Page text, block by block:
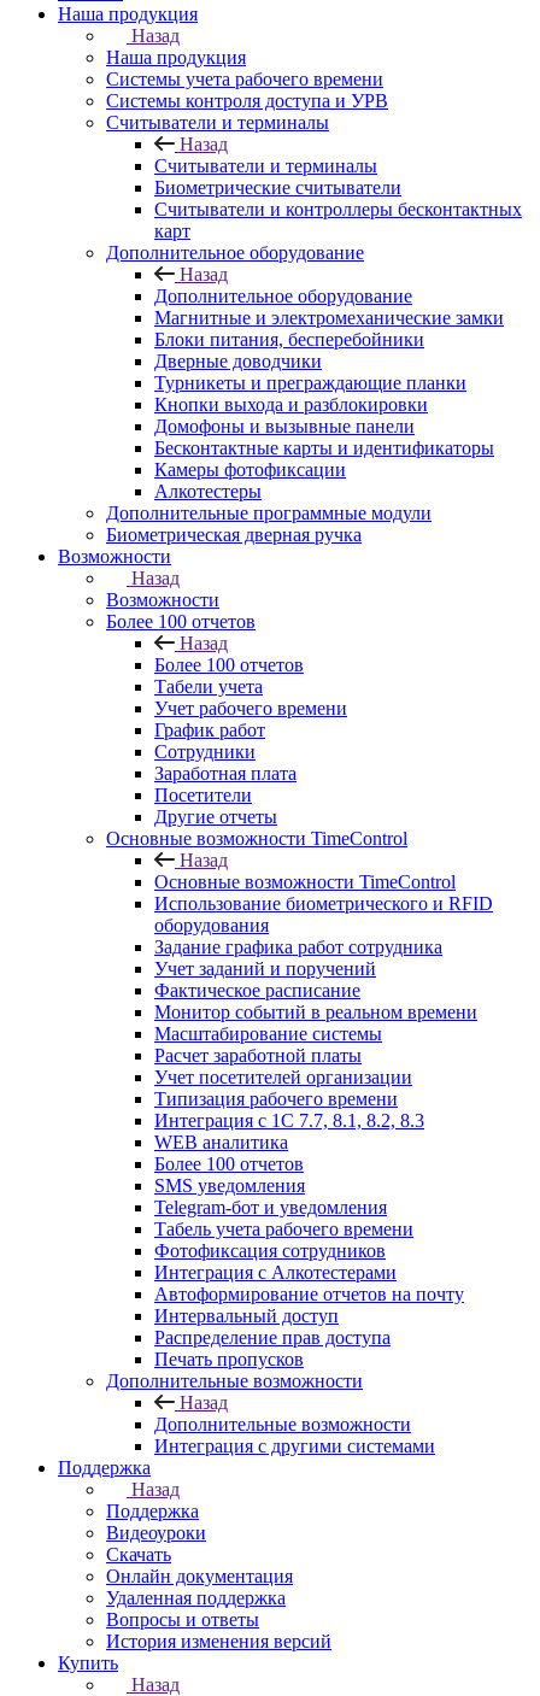
Наша продукция
Назад
Наша продукция
Cистемы учета рабочего времени
Системы контроля доступа и УРВ
Считыватели и терминалы
Назад
Считыватели и терминалы
Биометрические считыватели
Считыватели и контроллеры бесконтактных
карт
Дополнительное оборудование
Назад
Дополнительное оборудование
Магнитные и электромеханические замки
Блоки питания, бесперебойники
Дверные доводчики
Турникеты и преграждающие планки
Кнопки выхода и разблокировки
Домофоны и вызывные панели
Бесконтактные карты и идентификаторы
Камеры фотофиксации
Алкотестеры
Дополнительные программные модули
Биометрическая дверная ручка
Возможности
Назад
Возможности
Более 100 отчетов
Назад
Более 100 отчетов
Табели учета
Учет рабочего времени
График работ
Сотрудники
Заработная плата
Посетители
Другие отчеты
Основные возможности TimeControl
Назад
Основные возможности TimeControl
Использование биометрического и RFID
оборудования
Задание графика работ сотрудника
Учет заданий и поручений
Фактическое расписание
Монитор событий в реальном времени
Масштабирование системы
Расчет заработной платы
Учет посетителей организации
Типизация рабочего времени
Интеграция с 1С 7.7, 8.1, 8.2, 8.3
WEB аналитика
Более 100 отчетов
SMS уведомления
Telegram-бот и уведомления
Табель учета рабочего времени
Фотофиксация сотрудников
Интеграция с Алкотестерами
Автоформирование отчетов на почту
Интервальный доступ
Распределение прав доступа
Печать пропусков
Дополнительные возможности
Назад
Дополнительные возможности
Интеграция с другими системами
Поддержка
Назад
Поддержка
Видеоуроки
Скачать
Онлайн документация
Удаленная поддержка
Вопросы и ответы
История изменения версий
Купить
Назад